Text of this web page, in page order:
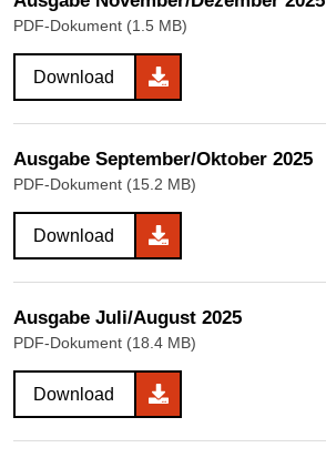
PDF-Dokument (1.5 MB)
Download
Ausgabe September/Oktober 2025
PDF-Dokument (15.2 MB)
Download
Ausgabe Juli/August 2025
PDF-Dokument (18.4 MB)
Download